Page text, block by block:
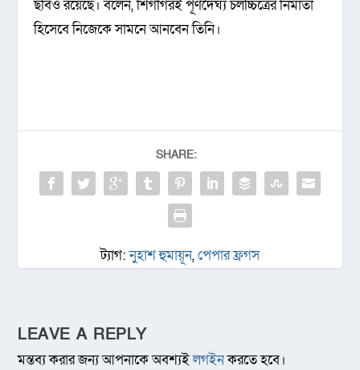
ছবিও রয়েছে। বলেন, শিগগিরই পূর্ণদৈর্ঘ্য চলচ্চিত্রের নির্মাতা
হিসেবে নিজেকে সামনে আনবেন তিনি।
SHARE:
ট্যাগ:নুহাশ হুমায়ূন,পেপার ফ্রগস
LEAVE A REPLY
মন্তব্য করার জন্য আপনাকে অবশ্যইলগইনকরতে হবে।